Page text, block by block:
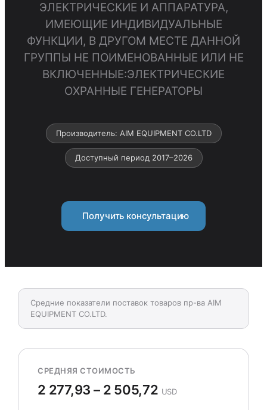
ЭЛЕКТРИЧЕСКИЕ И АППАРАТУРА,
ИМЕЮЩИЕ ИНДИВИДУАЛЬНЫЕ
ФУНКЦИИ, В ДРУГОМ МЕСТЕ ДАННОЙ
ГРУППЫ НЕ ПОИМЕНОВАННЫЕ ИЛИ НЕ
ВКЛЮЧЕННЫЕ:ЭЛЕКТРИЧЕСКИЕ
ОХРАННЫЕ ГЕНЕРАТОРЫ
Производитель: AIM EQUIPMENT CO.LTD
Доступный период 2017–2026
Получить консультацию
Средние показатели поставок товаров пр-ва AIM
EQUIPMENT CO.LTD.
СРЕДНЯЯ СТОИМОСТЬ
2 277,93 – 2 505,72 USD